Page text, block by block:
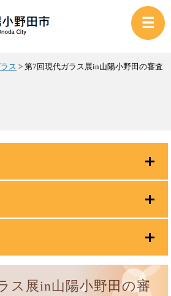
ス > 第7回現代ガラス展in山陽小野田の審査
ス展in山陽小野田の審